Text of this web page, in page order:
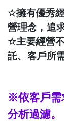
☆擁有優秀
營理念，追
☆主要經營
託、客戶所
※依客戶需
分析過濾。